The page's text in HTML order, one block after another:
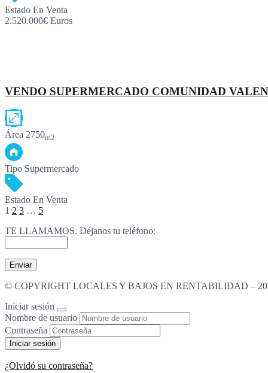
Estado En Venta
2.520.000€ Euros
VENDO SUPERMERCADO COMUNIDAD
Área 2750m2
Tipo Supermercado
Estado En Venta
1 2 3 … 5
TE LLAMAMOS. Déjanos tu teléfono:
© COPYRIGHT LOCALES Y BAJOS EN RENTABILIDAD –
Iniciar sesión
Nombre de usuario
Contraseña
¿Olvidó su contraseña?